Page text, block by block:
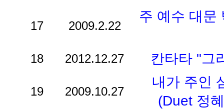
17 2009.2.22
주 예수 대문
18 2012.12.27 칸타타 "그
19 2009.10.27
내가 주인
(Duet 정